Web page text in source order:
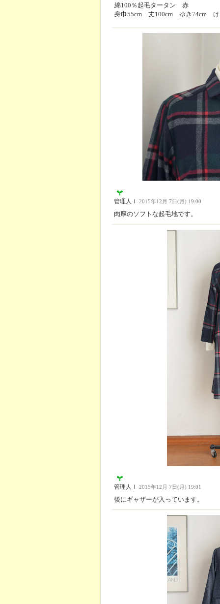
綿100％起毛タータン 赤
身巾55cm 丈100cm ゆき74cm け
管理人Ｉ 2015年12月 7日(月) 19:00
肉厚のソフトな起毛地です。
管理人Ｉ 2015年12月 7日(月) 19:01
後にギャザーが入っています。